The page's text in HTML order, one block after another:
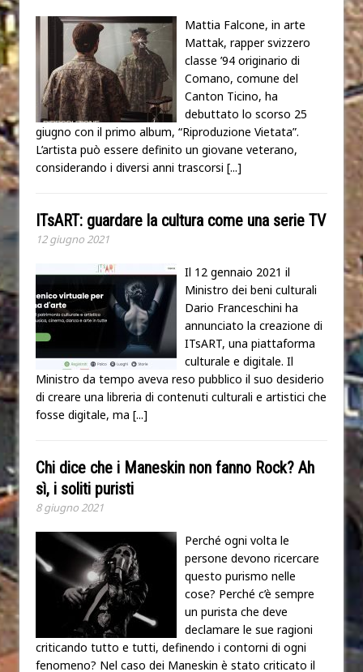
Mattia Falcone, in arte
Mattak, rapper svizzero
classe ’94 originario di
Comano, comune del
Canton Ticino, ha
debuttato lo scorso 25
giugno con il primo album, “Riproduzione Vietata”.
L’artista può essere definito un giovane veterano,
considerando i diversi anni trascorsi [...]
ITsART: guardare la cultura come una serie TV
12 giugno 2021
Il 12 gennaio 2021 il
Ministro dei beni culturali
Dario Franceschini ha
annunciato la creazione di
ITsART, una piattaforma
culturale e digitale. Il
Ministro da tempo aveva reso pubblico il suo desiderio
di creare una libreria di contenuti culturali e artistici che
fosse digitale, ma [...]
Chi dice che i Maneskin non fanno Rock? Ah
sì, i soliti puristi
8 giugno 2021
Perché ogni volta le
persone devono ricercare
questo purismo nelle
cose? Perché c’è sempre
un purista che deve
declamare le sue ragioni
criticando tutto e tutti, definendo i contorni di ogni
fenomeno? Nel caso dei Maneskin è stato criticato il